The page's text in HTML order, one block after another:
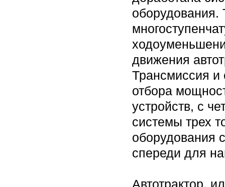
оборудования.
движения
Трансмиссия и
отбора
устройств, с
системы трех
оборудования
спереди для
Автотрактор,